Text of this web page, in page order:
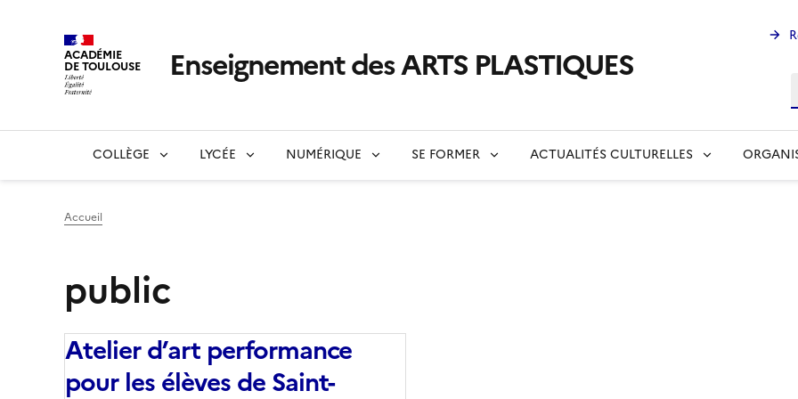
ACADÉMIE
DE TOULOUSE Enseignement des ARTS PLASTIQUES
COLLÈGE LYCÉE NUMÉRIQUE SE FORMER ACTUALITÉS CULTURELLES
Accueil
public
Atelier d’art performance
pour les élèves de Saint-